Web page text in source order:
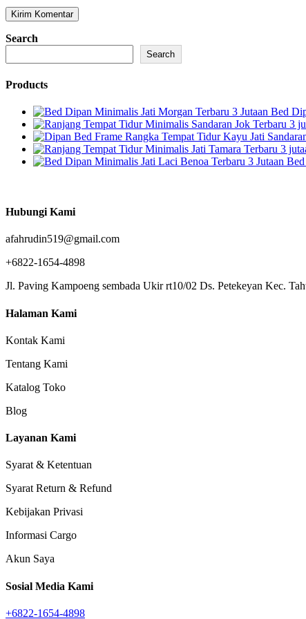
Search
Search
Products
Bed
Hubungi Kami
afahrudin519@gmail.com
+6822-1654-4898
Jl. Paving Kampoeng sembada Ukir rt10/02 Ds. Petekeyan Kec.
Halaman Kami
Kontak Kami
Tentang Kami
Katalog Toko
Blog
Layanan Kami
Syarat & Ketentuan
Syarat Return & Refund
Kebijakan Privasi
Informasi Cargo
Akun Saya
Sosial Media Kami
+6822-1654-4898